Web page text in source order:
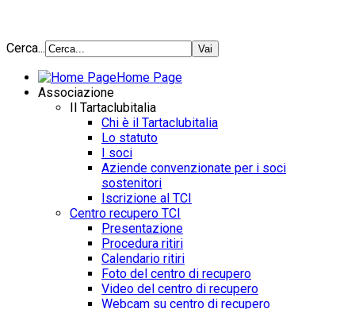
Cerca...
Home Page
Associazione
Il Tartaclubitalia
Chi è il Tartaclubitalia
Lo statuto
I soci
Aziende convenzionate per i soci
sostenitori
Iscrizione al TCI
Centro recupero TCI
Presentazione
Procedura ritiri
Calendario ritiri
Foto del centro di recupero
Video del centro di recupero
Webcam su centro di recupero